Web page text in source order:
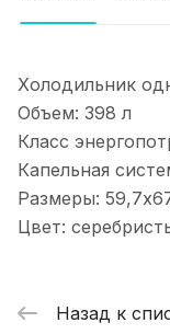
Холодильник
Объем: 398 л
Класс
Капельная
Размеры:
Цвет:
Назад к